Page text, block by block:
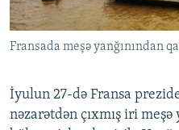
Fransada meşə yanğınından
İyulun 27-də Fransa
nəzarətdən çıxmış iri meşə